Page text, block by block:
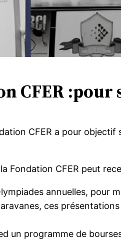
CFER :pour
CFER a pour
Fondation CFER peut
annuelles, pour
ces
un programme de